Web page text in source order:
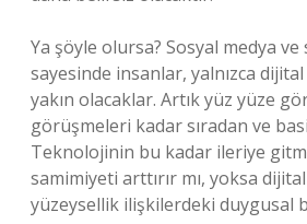
Ya şöyle olursa? Sosyal medya
sayesinde insanlar, yalnızca
yakın olacaklar. Artık yüz yüze
görüşmeleri kadar sıradan ve
Teknolojinin bu kadar ileriye
samimiyeti arttırır mı, yoksa
yüzeysellik ilişkilerdeki duygusal